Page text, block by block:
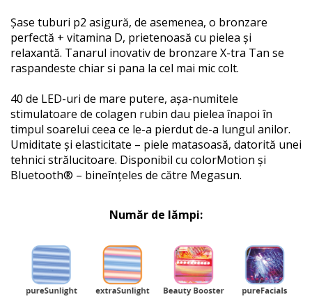
Șase tuburi p2 asigură, de asemenea, o bronzare
perfectă + vitamina D, prietenoasă cu pielea și
relaxantă. Tanarul inovativ de bronzare X-tra Tan se
raspandeste chiar si pana la cel mai mic colt.
40 de LED-uri de mare putere, așa-numitele
stimulatoare de colagen rubin dau pielea înapoi în
timpul soarelui ceea ce le-a pierdut de-a lungul anilor.
Umiditate și elasticitate – piele matasoasă, datorită unei
tehnici strălucitoare. Disponibil cu colorMotion și
Bluetooth® – bineînțeles de către Megasun.
Număr de lămpi: